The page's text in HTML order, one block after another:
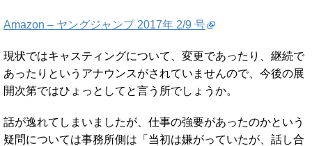
Amazon – ヤングジャンプ 2017年 2/9 号
現状ではキャスティングについて、変更であったり、継続で
あったりというアナウンスがされていませんので、今後の展
開次第ではひょっとしてと言う所でしょうか。
話が逸れてしまいましたが、仕事の強要があったのかという
疑問については事務所側は「当初は嫌がっていたが、話し合